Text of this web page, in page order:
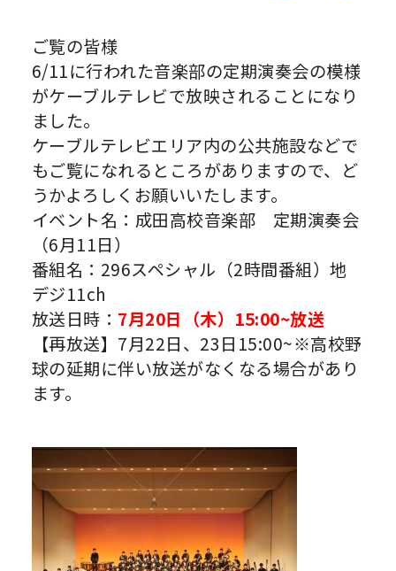
ご覧の皆様
6/11に行われた音楽部の定期演奏会の模様
がケーブルテレビで放映されることになり
ました。
ケーブルテレビエリア内の公共施設などで
もご覧になれるところがありますので、ど
うかよろしくお願いいたします。
イベント名：成田高校音楽部 定期演奏会
（6月11日）
番組名：296スペシャル（2時間番組）地
デジ11ch
放送日時： 7月20日（木）15:00~放送
【再放送】7月22日、23日15:00~※高校野
球の延期に伴い放送がなくなる場合があり
ます。